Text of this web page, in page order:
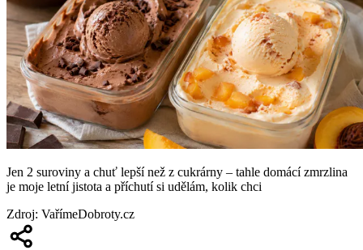
Jen 2 suroviny a chuť lepší než z cukrárny – tahle domácí zmrzlina
je moje letní jistota a příchutí si udělám, kolik chci
Zdroj: VařímeDobroty.cz